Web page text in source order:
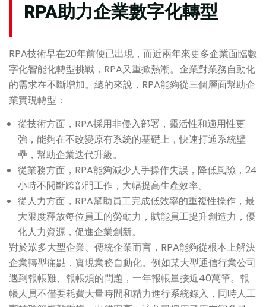
RPA助力企業數字化轉型
RPA技術早在20年前便已出現，而近兩年來更多企業面臨數
字化智能化轉型挑戰，RPA又重掀熱潮。企業對業務自動化
的需求在不斷增加。總的來說，RPA能夠從三個層面幫助企
業實現轉型：
從技術方面，RPA採用非侵入部署，靈活性和適用性更
強，能夠在不改變原有系統的基礎上，快速打通系統壁
壘，幫助企業迭代升級。
從業務方面，RPA能夠減少人手操作失誤，降低風險，24
小時不間斷跨部門工作，大幅提高生產效率。
從人力方面，RPA幫助員工完成低效率的重複性操作，最
大限度釋放每位員工的勞動力，賦能員工提升創造力，優
化人力資源，促進企業創新。
對於眾多大型企業、傳統企業而言，RPA能夠從根本上解決
企業轉型痛點，實現業務自動化。例如某大型通信行業公司
遇到報帳難、報帳煩的問題，一年報帳量接近40萬筆。報
帳人員不僅要耗費大量時間和精力進行系統錄入，同時人工